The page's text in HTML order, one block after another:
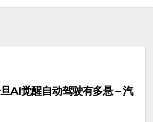
旦AI觉醒自动驾驶有多悬 – 汽